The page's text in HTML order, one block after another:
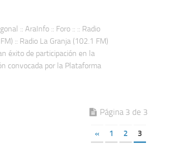
:: AraInfo :: Foro :: :: Radio
:: Radio La Granja (102.1 FM)
éxito de participación en la
convocada por la Plataforma
Página 3 de 3
« 1 2 3